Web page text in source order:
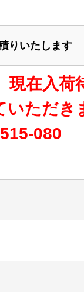
りいたします
現在入荷
いただき
080